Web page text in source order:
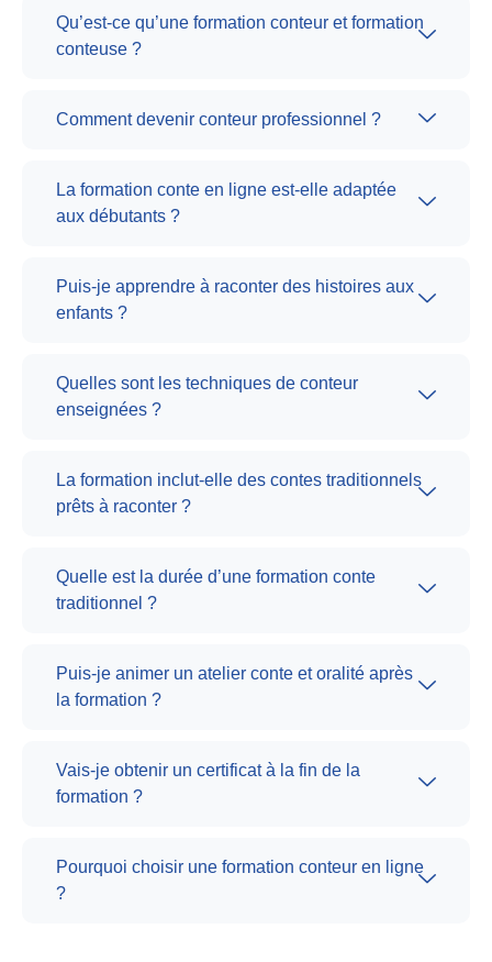
Qu’est-ce qu’une formation conteur et formation
conteuse ?
Comment devenir conteur professionnel ?
La formation conte en ligne est-elle adaptée
aux débutants ?
Puis-je apprendre à raconter des histoires aux
enfants ?
Quelles sont les techniques de conteur
enseignées ?
La formation inclut-elle des contes traditionnels
prêts à raconter ?
Quelle est la durée d’une formation conte
traditionnel ?
Puis-je animer un atelier conte et oralité après
la formation ?
Vais-je obtenir un certificat à la fin de la
formation ?
Pourquoi choisir une formation conteur en ligne
?